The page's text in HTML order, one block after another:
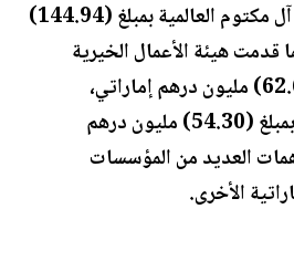
مبادرات محمد بن راشد آل مكتوم العالمية بمبلغ (144.94)
قدمت هيئة الأعمال الخيرية
العالمية دعماً بقيمة (62.68) مليون درهم إماراتي،
وساهمت دبي الإنسانية بمبلغ (54.30) مليون درهم
العديد من المؤسسات
الأخرى.